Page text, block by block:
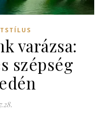
varázsa:
szépség